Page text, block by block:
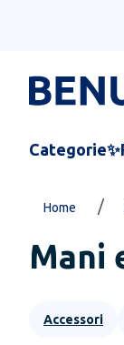
Categorie
Home /
Mani
Accessori